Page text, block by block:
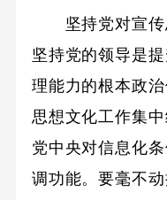
坚持党对宣传
坚持党的领导是
理能力的根本政
思想文化工作集
党中央对信息化
调功能。要毫不